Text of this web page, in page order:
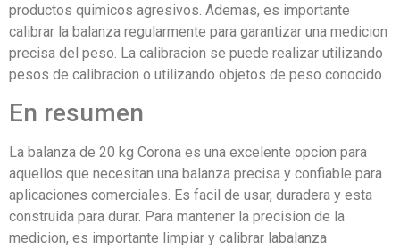
productos quimicos agresivos. Ademas, es importante
calibrar la balanza regularmente para garantizar una medicion
precisa del peso. La calibracion se puede realizar utilizando
pesos de calibracion o utilizando objetos de peso conocido.
En resumen
La balanza de 20 kg Corona es una excelente opcion para
aquellos que necesitan una balanza precisa y confiable para
aplicaciones comerciales. Es facil de usar, duradera y esta
construida para durar. Para mantener la precision de la
medicion, es importante limpiar y calibrar labalanza